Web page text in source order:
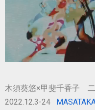
木須葵悠×甲斐千香子
2022.12.3-24